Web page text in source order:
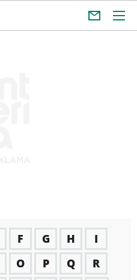
F G H
I
O P Q
R